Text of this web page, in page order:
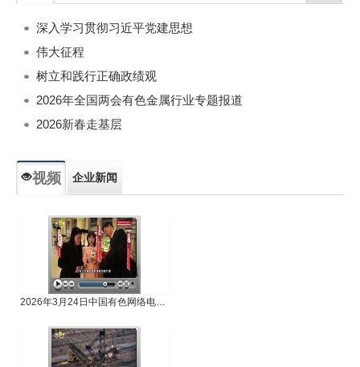
深入学习贯彻习近平党建思想
伟大征程
树立和践行正确政绩观
2026年全国两会有色金属行业专题报道
2026新春走基层
视频 企业新闻
2026年3月24日中国有色网络电视新闻